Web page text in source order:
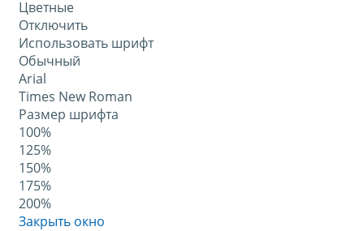
Цветные
Отключить
Использовать шрифт
Обычный
Arial
Times New Roman
Размер шрифта
100%
125%
150%
175%
200%
Закрыть окно